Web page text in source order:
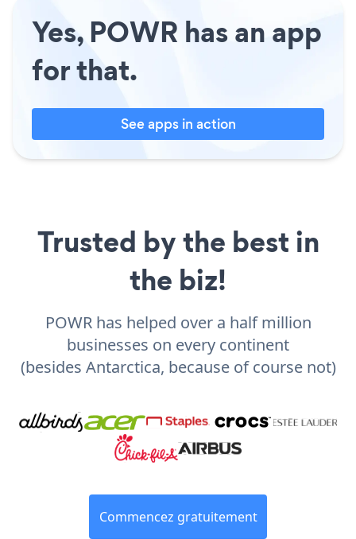
Yes, POWR has an app
for that.
See apps in action
Trusted by the best in
the biz!
POWR has helped over a half million
businesses on every continent
(besides Antarctica, because of course not)
Commencez gratuitement